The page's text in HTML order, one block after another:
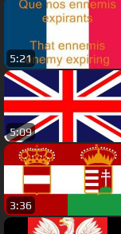
5:21
5:09
3:36